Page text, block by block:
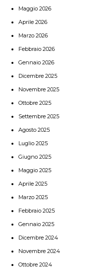
Maggio 2026
Aprile 2026
Marzo 2026
Febbraio 2026
Gennaio 2026
Dicembre 2025
Novembre 2025
Ottobre 2025
Settembre 2025
Agosto 2025
Luglio 2025
Giugno 2025
Maggio 2025
Aprile 2025
Marzo 2025
Febbraio 2025
Gennaio 2025
Dicembre 2024
Novembre 2024
Ottobre 2024